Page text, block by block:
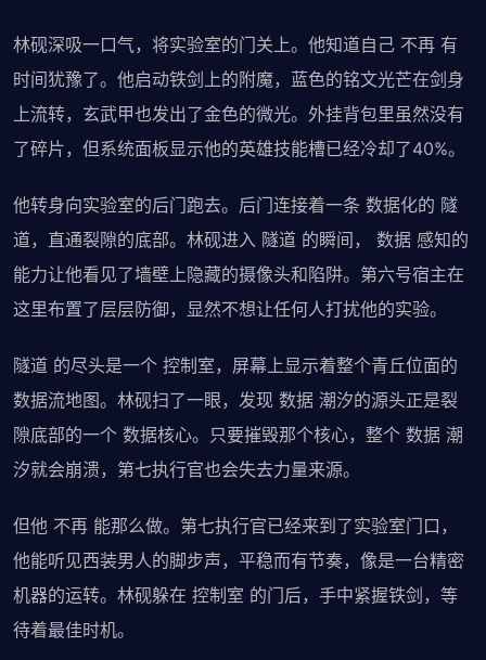
林砚深吸一口气，将实验室的门关上。他知道自己 不再 有
时间犹豫了。他启动铁剑上的附魔，蓝色的铭文光芒在剑身
上流转，玄武甲也发出了金色的微光。外挂背包里虽然没有
了碎片，但系统面板显示他的英雄技能槽已经冷却了40%。
他转身向实验室的后门跑去。后门连接着一条 数据化的 隧
道，直通裂隙的底部。林砚进入 隧道 的瞬间， 数据 感知的
能力让他看见了墙壁上隐藏的摄像头和陷阱。第六号宿主在
这里布置了层层防御，显然不想让任何人打扰他的实验。
隧道 的尽头是一个 控制室，屏幕上显示着整个青丘位面的
数据流地图。林砚扫了一眼，发现 数据 潮汐的源头正是裂
隙底部的一个 数据核心。只要摧毁那个核心，整个 数据 潮
汐就会崩溃，第七执行官也会失去力量来源。
但他 不再 能那么做。第七执行官已经来到了实验室门口，
他能听见西装男人的脚步声，平稳而有节奏，像是一台精密
机器的运转。林砚躲在 控制室 的门后，手中紧握铁剑，等
待着最佳时机。